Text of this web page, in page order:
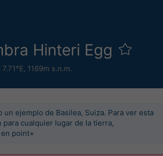
Hinteri Egg
1169m s.n.m.
un ejemplo de Basilea, Suiza. Para ver esta
para cualquier lugar de la tierra,
point+